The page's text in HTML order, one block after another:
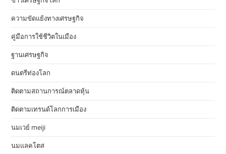
ความขัดแย้งทางเศรษฐกิจ
คู่มือการใช้ชีวิตในเมือง
ฐานเศรษฐกิจ
ดนตรีท่องโลก
ติดตามสถานการณ์ตลาดหุ้น
ติดตามเทรนด์โลกการเมือง
นมเวย์ meiji
นมแลคโตส